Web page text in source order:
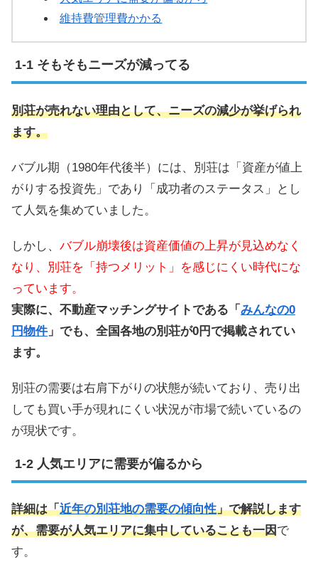
維持費管理費かかる
そもそもニーズが減ってる
別荘が売れない理由として、ニーズの減少が挙げられ
ます。
バブル期（1980年代後半）には、別荘は「資産が値上
がりする投資先」であり「成功者のステータス」とし
て人気を集めていました。
しかし、 バブル崩壊後は資産価値の上昇が見込めなく
なり、別荘を「持つメリット」を感じにくい時代にな
っています。
実際に、不動産マッチングサイトである「 みんなの0
円物件 」でも、全国各地の別荘が0円で掲載されてい
ます。
別荘の需要は右肩下がりの状態が続いており、売り出
しても買い手が現れにくい状況が市場で続いているの
が現状です。
人気エリアに需要が偏るから
詳細は「近年の別荘地の需要の傾向性」で解説します
が、需要が人気エリアに集中していることも一因で
す。